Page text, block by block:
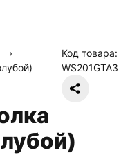
›
Код товара:
WS201GTA3